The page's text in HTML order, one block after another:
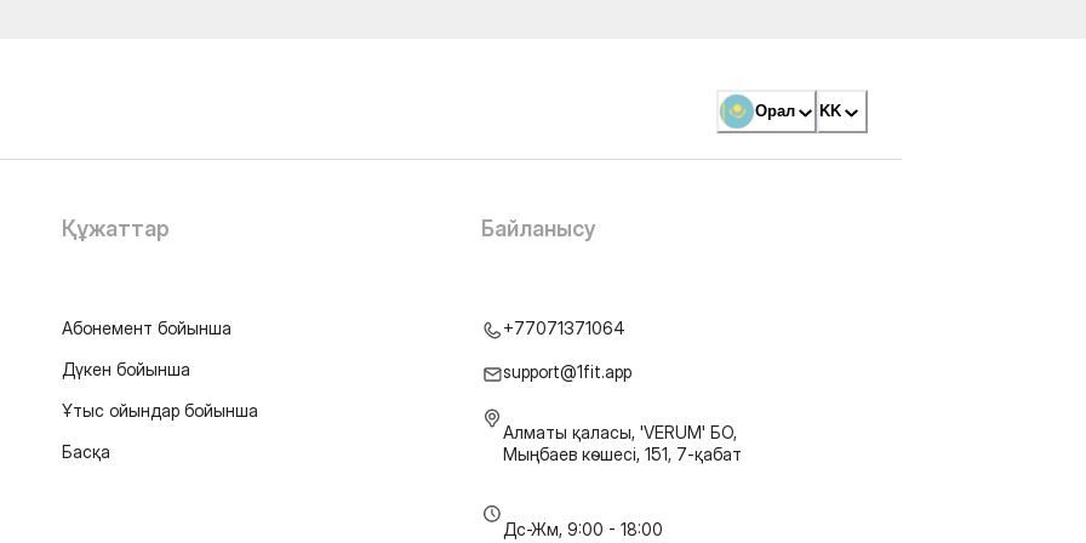
Орал KK
Құжаттар
Абонемент бойынша
Дүкен бойынша
Ұтыс ойындар бойынша
Басқа
Байланысу
+77071371064
support@1fit.app
Алматы қаласы, 'VERUM' БО,
Мыңбаев көшесі, 151, 7-қабат
Дс-Жм, 9:00 - 18:00